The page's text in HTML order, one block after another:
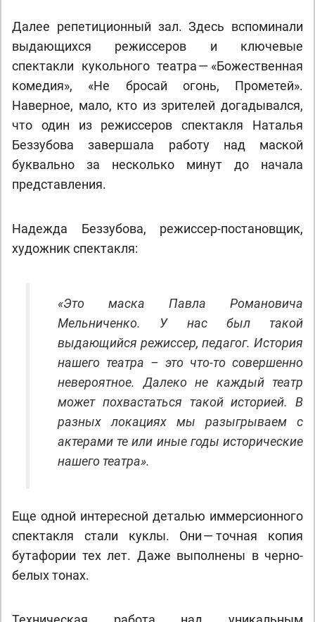
Далее репетиционный зал. Здесь вспоминали
выдающихся режиссеров и ключевые
спектакли кукольного театра — «Божественная
комедия», «Не бросай огонь, Прометей».
Наверное, мало, кто из зрителей догадывался,
что один из режиссеров спектакля Наталья
Беззубова завершала работу над маской
буквально за несколько минут до начала
представления.
Надежда Беззубова, режиссер-постановщик,
художник спектакля:
«Это маска Павла Романовича
Мельниченко. У нас был такой
выдающийся режиссер, педагог. История
нашего театра – это что-то совершенно
невероятное. Далеко не каждый театр
может похвастаться такой историей. В
разных локациях мы разыгрываем с
актерами те или иные годы исторические
нашего театра».
Еще одной интересной деталью иммерсионного
спектакля стали куклы. Они — точная копия
бутафории тех лет. Даже выполнены в черно-
белых тонах.